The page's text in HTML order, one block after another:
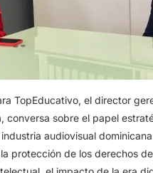
TopEducativo, el director
conversa sobre el papel
audiovisual
protección de los derechos